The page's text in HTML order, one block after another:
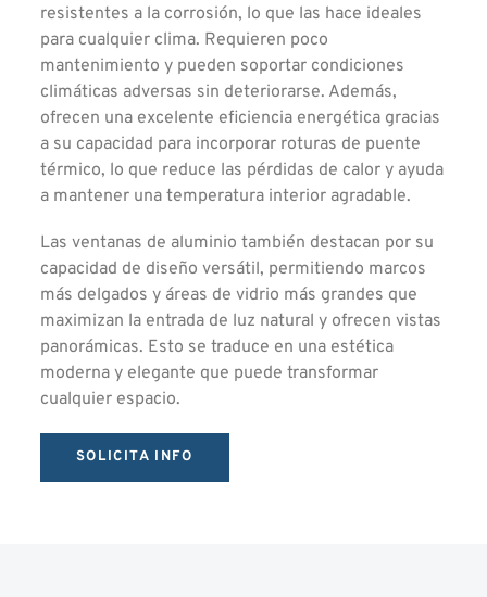
resistentes a la corrosión, lo que las hace ideales
para cualquier clima. Requieren poco
mantenimiento y pueden soportar condiciones
climáticas adversas sin deteriorarse. Además,
ofrecen una excelente eficiencia energética gracias
a su capacidad para incorporar roturas de puente
térmico, lo que reduce las pérdidas de calor y ayuda
a mantener una temperatura interior agradable.
Las ventanas de aluminio también destacan por su
capacidad de diseño versátil, permitiendo marcos
más delgados y áreas de vidrio más grandes que
maximizan la entrada de luz natural y ofrecen vistas
panorámicas. Esto se traduce en una estética
moderna y elegante que puede transformar
cualquier espacio.
SOLICITA INFO